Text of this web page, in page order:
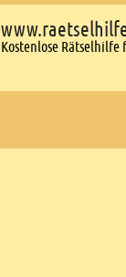
Kostenlose Rätselhilfe